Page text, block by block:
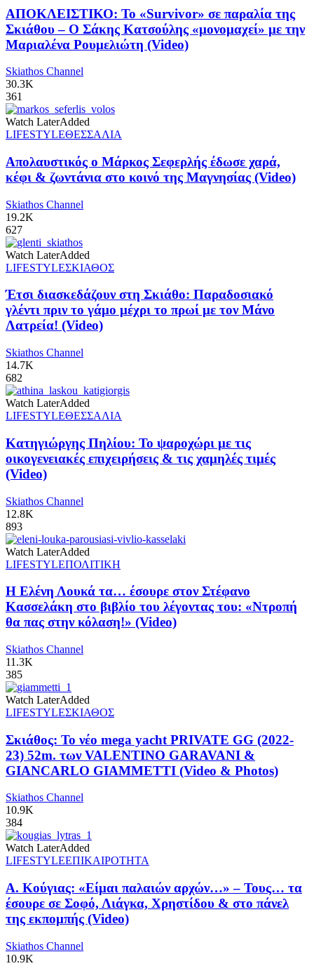
ΑΠΟΚΛΕΙΣΤΙΚΟ: Το «Survivor» σε παραλία της
Σκιάθου – Ο Σάκης Κατσούλης «μονομαχεί» με την
Μαριαλένα Ρουμελιώτη (Video)
Skiathos Channel
30.3K
361
Watch LaterAdded
LIFESTYLEΘΕΣΣΑΛΙΑ
Απολαυστικός ο Μάρκος Σεφερλής έδωσε χαρά,
κέφι & ζωντάνια στο κοινό της Μαγνησίας (Video)
Skiathos Channel
19.2K
627
Watch LaterAdded
LIFESTYLEΣΚΙΑΘΟΣ
Έτσι διασκεδάζουν στη Σκιάθο: Παραδοσιακό
γλέντι πριν το γάμο μέχρι το πρωί με τον Μάνο
Λατρεία! (Video)
Skiathos Channel
14.7K
682
Watch LaterAdded
LIFESTYLEΘΕΣΣΑΛΙΑ
Κατηγιώργης Πηλίου: Το ψαροχώρι με τις
οικογενειακές επιχειρήσεις & τις χαμηλές τιμές
(Video)
Skiathos Channel
12.8K
893
Watch LaterAdded
LIFESTYLEΠΟΛΙΤΙΚΗ
Η Ελένη Λουκά τα… έσουρε στον Στέφανο
Κασσελάκη στο βιβλίο του λέγοντας του: «Ντροπή
θα πας στην κόλαση!» (Video)
Skiathos Channel
11.3K
385
Watch LaterAdded
LIFESTYLEΣΚΙΑΘΟΣ
Σκιάθος: Το νέο mega yacht PRIVATE GG (2022-
23) 52m. των VALENTINO GARAVANI &
GIANCARLO GIAMMETTI (Video & Photos)
Skiathos Channel
10.9K
384
Watch LaterAdded
LIFESTYLEΕΠΙΚΑΙΡΟΤΗΤΑ
Α. Κούγιας: «Είμαι παλαιών αρχών…» – Τους… τα
έσουρε σε Σοφό, Λιάγκα, Χρηστίδου & στο πάνελ
της εκπομπής (Video)
Skiathos Channel
10.9K